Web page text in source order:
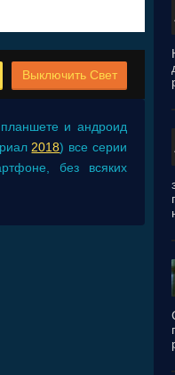
Выключить Свет
и андроид
2018) все серии
без всяких